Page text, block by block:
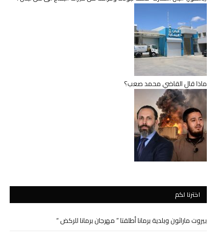
ماذا قال القاضي محمد صعب؟
اخترنا لكم
بيروت ماراثون وبلدية برمانا أطلقتا ” مهرجان برمانا للركض “